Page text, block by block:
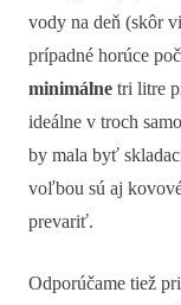
vody na deň (skôr
prípadné horúce
minimálne tri litre
ideálne v troch
by mala byť
voľbou sú aj
prevariť.
Odporúčame tiež